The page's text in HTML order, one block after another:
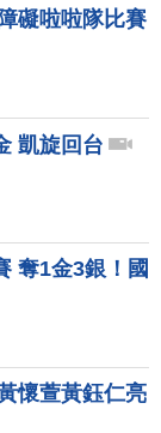
礙啦啦隊比賽
凱旋回台
奪1金3銀！國
懷萱黃鈺仁亮